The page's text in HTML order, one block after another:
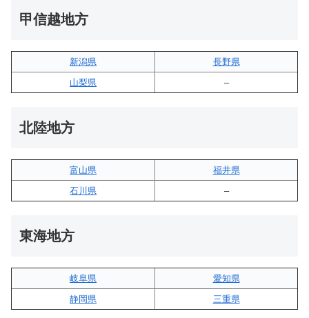
甲信越地方
新潟県
長野県
山梨県
–
北陸地方
富山県
福井県
石川県
–
東海地方
岐阜県
愛知県
静岡県
三重県